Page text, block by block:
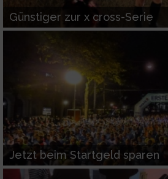
Günstiger zur x cross-Serie
Jetzt beim Startgeld sparen